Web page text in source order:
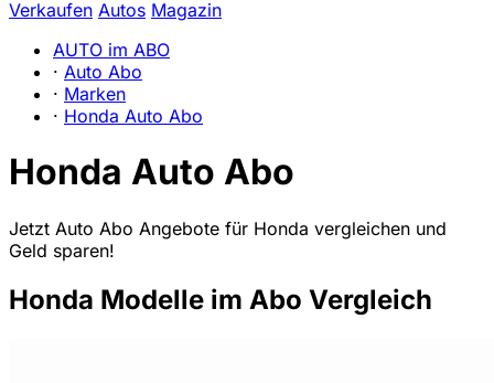
Verkaufen Autos Magazin
AUTO im ABO
· Auto Abo
· Marken
· Honda Auto Abo
Honda Auto Abo
Jetzt Auto Abo Angebote für Honda vergleichen und
Geld sparen!
Honda Modelle im Abo Vergleich